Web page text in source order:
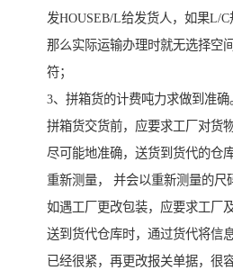
发HOUSEB/L给发货人，如果L/C
那么实际运输办理时就无选择空
符；
3、拼箱货的计费吨力求做到准确
拼箱货交货前，应要求工厂对货
尽可能地准确，送货到货代的仓
重新测量， 并会以重新测量的尺
如遇工厂更改包装，应要求工厂
送到货代仓库时，通过货代将信
已经很紧，再更改报关单据，很